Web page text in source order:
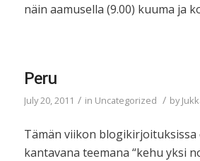
näin aamusella (9.00) kuuma ja
Peru
July 20, 2011 / in Uncategorized / by
Tämän viikon
kantavana teemana “kehu yksi